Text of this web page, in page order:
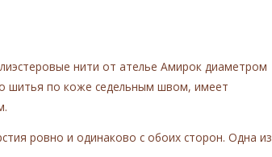
нити от ателье Амирок диаметром
шитья по коже седельным швом, имеет
ровно и одинаково с обоих сторон. Одна из